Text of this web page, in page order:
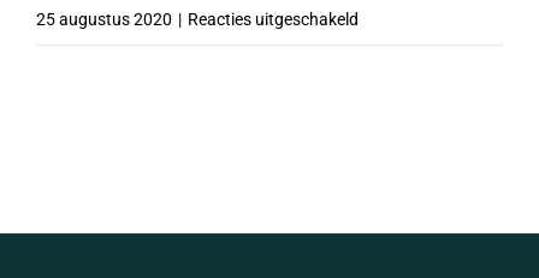
25 augustus 2020 | Reacties uitgeschakeld